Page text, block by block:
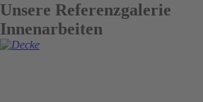
Unsere Referenzgalerie
Innenarbeiten